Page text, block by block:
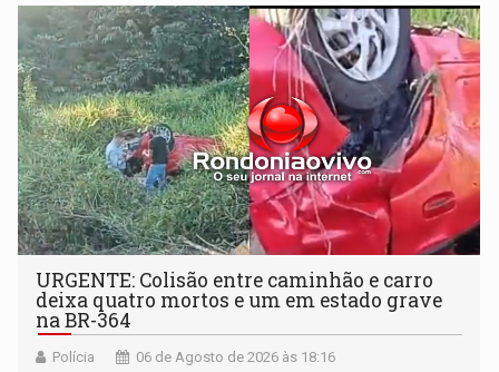
URGENTE: Colisão entre caminhão e carro
deixa quatro mortos e um em estado grave
na BR-364
Polícia 06 de Agosto de 2026 às 18:16